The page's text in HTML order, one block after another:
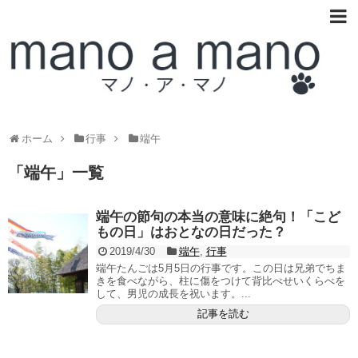
ホーム 行事 端午
「 端午 」 一覧
端午の節句の本当の意味に絶句！「こど
もの日」はおとなの日だった？
2019/4/30 端午, 行事
端午たんごは5月5日の行事です。この日は兄弟でちま
きを食べながら、柱に傷をつけて背比べせいくらべを
して、男児の成長を祝います。...
記事を読む